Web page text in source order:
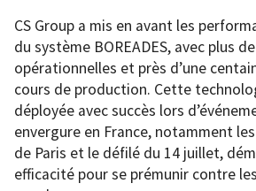
CS Group a mis en avant les
du système BOREADES, avec plus
opérationnelles et près d’une
cours de production. Cette
déployée avec succès lors
envergure en France, notamment
de Paris et le défilé du 14 juillet,
efficacité pour se prémunir contre